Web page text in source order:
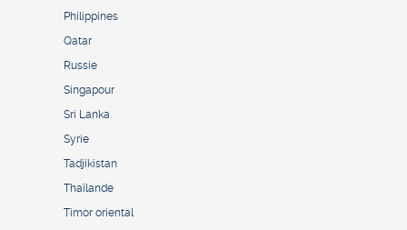
Philippines
Qatar
Russie
Singapour
Sri Lanka
Syrie
Tadjikistan
Thaïlande
Timor oriental